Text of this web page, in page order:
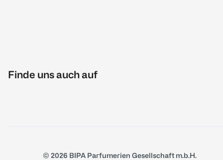
Finde uns auch auf
© 2026 BIPA Parfumerien Gesellschaft m.b.H.